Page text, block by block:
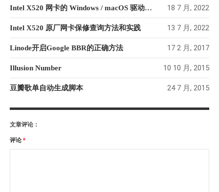
Intel X520 网卡的 Windows / macOS 驱动方法 18 7 月, 2022
Intel X520 原厂网卡保修查询方法和实践 13 7 月, 2022
Linode开启Google BBR的正确方法 17 2 月, 2017
Illusion Number 10 10 月, 2015
豆瓣歌单自动生成脚本 24 7 月, 2015
文章评论：
评论 *